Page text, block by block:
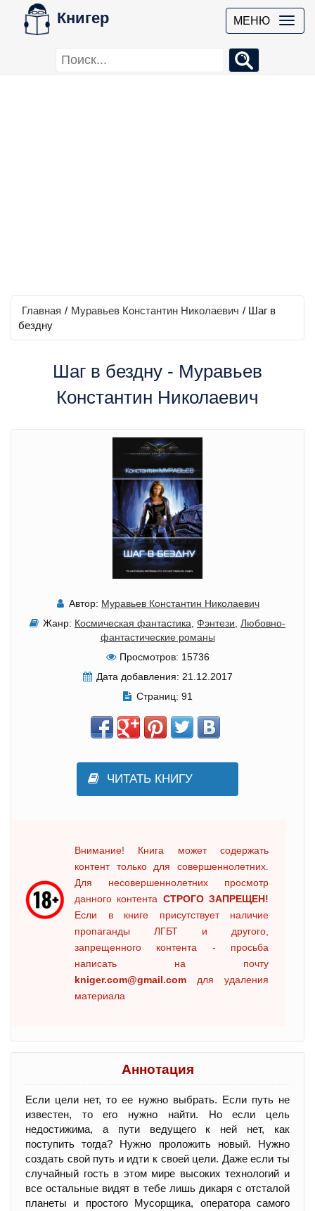
Книгер МЕНЮ
Главная / Муравьев Константин Николаевич / Шаг в
бездну
Шаг в бездну - Муравьев
Константин Николаевич
Автор: Муравьев Константин Николаевич
Жанр: Космическая фантастика, Фэнтези, Любовно-
фантастические романы
Просмотров: 15736
Дата добавления: 21.12.2017
Страниц: 91
ЧИТАТЬ КНИГУ
Внимание! Книга может содержать
контент только для совершеннолетних.
Для несовершеннолетних просмотр
данного контента СТРОГО ЗАПРЕЩЕН!
Если в книге присутствует наличие
пропаганды ЛГБТ и другого,
запрещенного контента - просьба
написать на почту
kniger.com@gmail.com для удаления
материала
Аннотация
Если цели нет, то ее нужно выбрать. Если путь не
известен, то его нужно найти. Но если цель
недостижима, а пути ведущего к ней нет, как
поступить тогда? Нужно проложить новый. Нужно
создать свой путь и идти к своей цели. Даже если ты
случайный гость в этом мире высоких технологий и
все остальные видят в тебе лишь дикаря с отсталой
планеты и простого Мусорщика, оператора самого